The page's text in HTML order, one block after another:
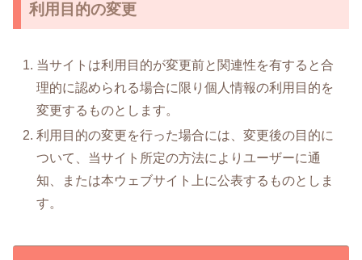
利用目的の変更
当サイトは利用目的が変更前と関連性を有すると合
理的に認められる場合に限り個人情報の利用目的を
変更するものとします。
利用目的の変更を行った場合には、変更後の目的に
ついて、当サイト所定の方法によりユーザーに通
知、または本ウェブサイト上に公表するものとしま
す。